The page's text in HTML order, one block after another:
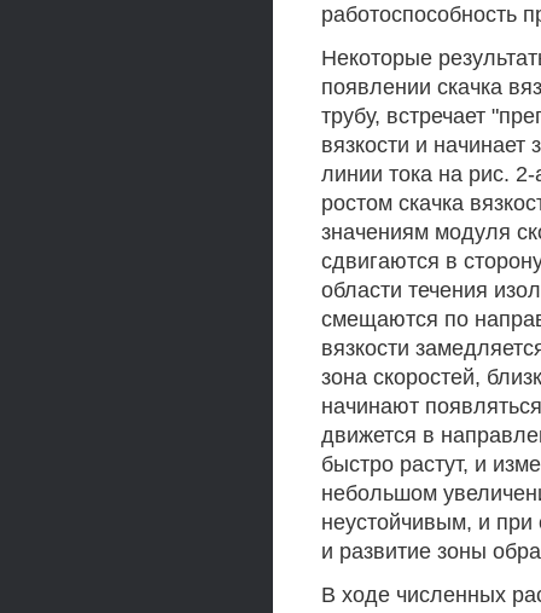
работоспособность
Некоторые
появлении скачка
трубу, встречает
вязкости и
линии тока на рис.
ростом скачка
значениям модуля
сдвигаются в
области течения
смещаются по
вязкости
зона скоростей,
начинают
движется в
быстро растут, и
небольшом
неустойчивым, и при
и развитие зоны
В ходе численных